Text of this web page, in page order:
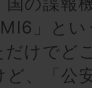
MI6」と
だけでど
ど、「公